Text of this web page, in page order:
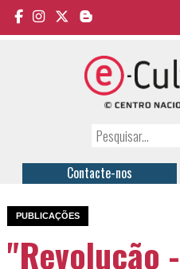
Contacte-nos
PUBLICAÇÕES
"Revolução